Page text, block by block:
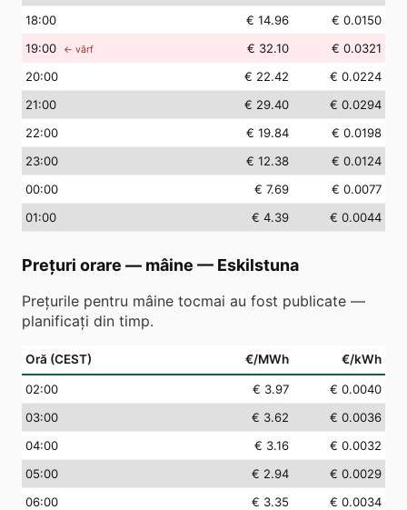
18:00 € 14.96
€ 0.0150
19:00 ← vârf € 32.10
€ 0.0321
20:00 € 22.42
€ 0.0224
21:00 € 29.40
€ 0.0294
22:00 € 19.84
€ 0.0198
23:00 € 12.38
€ 0.0124
00:00 € 7.69
€ 0.0077
01:00 € 4.39 € 0.0044
Prețuri orare — mâine — Eskilstuna
Prețurile pentru mâine tocmai au fost publicate —
planificați din timp.
Oră (CEST) €/MWh €/kWh
02:00 € 3.97
€ 0.0040
03:00 € 3.62
€ 0.0036
04:00 € 3.16
€ 0.0032
05:00 € 2.94
€ 0.0029
06:00 € 3.35
€ 0.0034